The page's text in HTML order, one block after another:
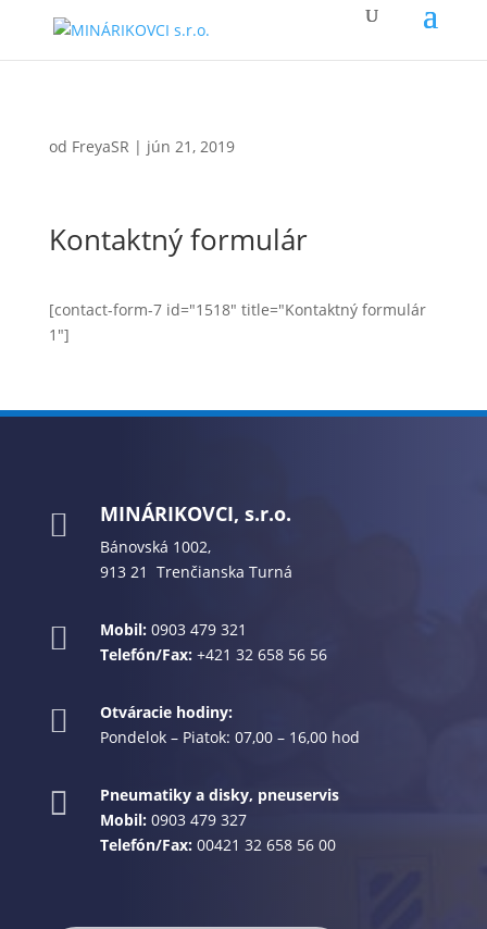
od FreyaSR | jún 21, 2019
Kontaktný formulár
[contact-form-7 id="1518" title="Kontaktný formulár
1"]
 MINÁRIKOVCI, s.r.o.
Bánovská 1002,
913 21 Trenčianska Turná
 Mobil:0903 479 321
Telefón/Fax:+421 32 658 56 56

Otváracie hodiny:
Pondelok – Piatok: 07,00 – 16,00 hod

Pneumatiky a disky, pneuservis
Mobil:0903 479 327
Telefón/Fax:00421 32 658 56 00